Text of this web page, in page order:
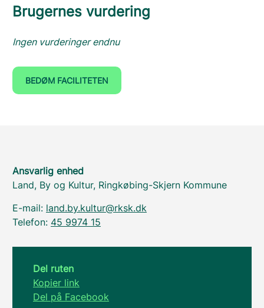
Brugernes vurdering
Ingen vurderinger endnu
BEDØM FACILITETEN
Ansvarlig enhed
Land, By og Kultur, Ringkøbing-Skjern Kommune
E-mail: land.by.kultur@rksk.dk
Telefon: 45 9974 15
Del ruten
Kopier link
Del på Facebook